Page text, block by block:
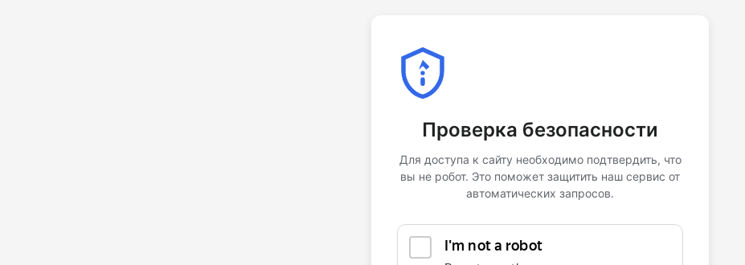
Проверка безопасности
Для доступа к сайту необходимо подтвердить, что
вы не робот. Это поможет защитить наш сервис от
автоматических запросов.